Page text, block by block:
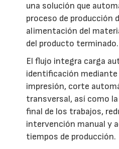
una solución que
proceso de producción
alimentación del
del producto terminado.
El flujo integra carga
identificación mediante
impresión, corte
transversal, así como
final de los trabajos,
intervención manual y
tiempos de producción.